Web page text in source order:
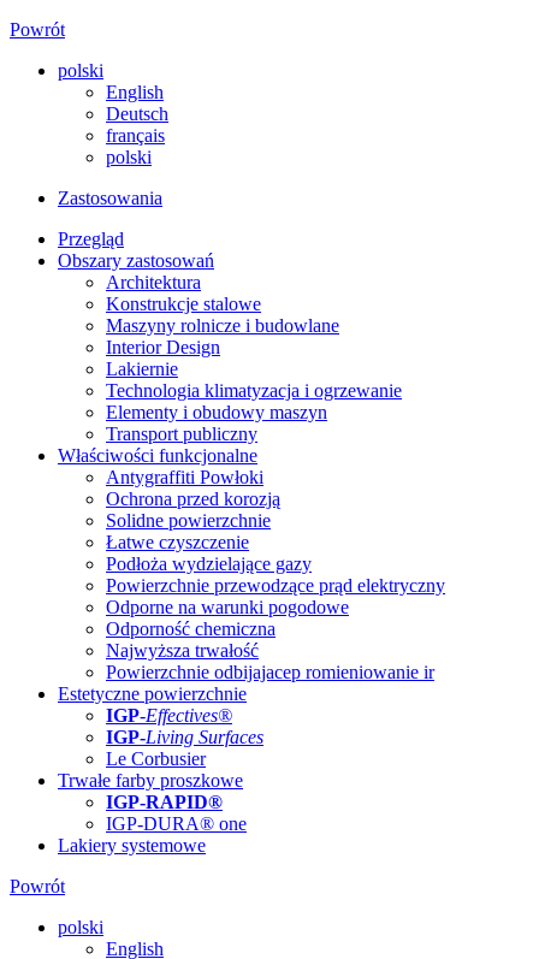
Powrót
polski
English
Deutsch
français
polski
Zastosowania
Przegląd
Obszary zastosowań
Architektura
Konstrukcje stalowe
Maszyny rolnicze i budowlane
Interior Design
Lakiernie
Technologia klimatyzacja i ogrzewanie
Elementy i obudowy maszyn
Transport publiczny
Właściwości funkcjonalne
Antygraffiti Powłoki
Ochrona przed korozją
Solidne powierzchnie
Łatwe czyszczenie
Podłoża wydzielające gazy
Powierzchnie przewodzące prąd elektryczny
Odporne na warunki pogodowe
Odporność chemiczna
Najwyższa trwałość
Powierzchnie odbijajacep romieniowanie ir
Estetyczne powierzchnie
IGP-Effectives®
IGP-Living Surfaces
Le Corbusier
Trwałe farby proszkowe
IGP-RAPID®
IGP-DURA® one
Lakiery systemowe
Powrót
polski
English